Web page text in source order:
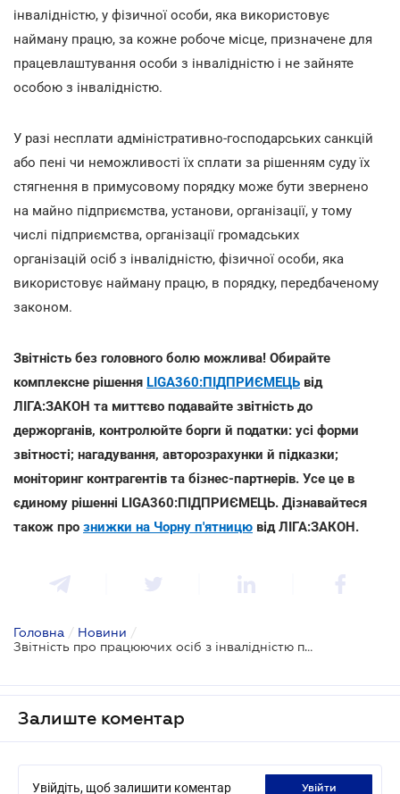
інвалідністю, у фізичної особи, яка використовує
найману працю, за кожне робоче місце, призначене для
працевлаштування особи з інвалідністю і не зайняте
особою з інвалідністю.
У разі несплати адміністративно-господарських санкцій
або пені чи неможливості їх сплати за рішенням суду їх
стягнення в примусовому порядку може бути звернено
на майно підприємства, установи, організації, у тому
числі підприємства, організації громадських
організацій осіб з інвалідністю, фізичної особи, яка
використовує найману працю, в порядку, передбаченому
законом.
Звітність без головного болю можлива! Обирайте
комплексне рішення LIGA360:ПІДПРИЄМЕЦЬ від
ЛІГА:ЗАКОН та миттєво подавайте звітність до
держорганів, контролюйте борги й податки: усі форми
звітності; нагадування, авторозрахунки й підказки;
моніторинг контрагентів та бізнес-партнерів. Усе це в
єдиному рішенні LIGA360:ПІДПРИЄМЕЦЬ. Дізнавайтеся
також про знижки на Чорну п'ятницю від ЛІГА:ЗАКОН.
Головна / Новини /
Звітність про працюючих осіб з інвалідністю подається за новою формою
Залиште коментар
Увійдіть, щоб залишити коментар увійти